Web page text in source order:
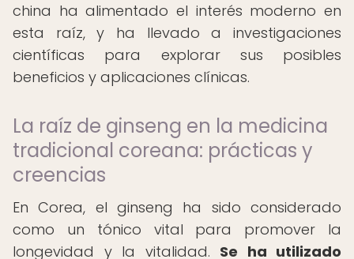
china ha alimentado el interés moderno en
esta raíz, y ha llevado a investigaciones
científicas para explorar sus posibles
beneficios y aplicaciones clínicas.
La raíz de ginseng en la medicina
tradicional coreana: prácticas y
creencias
En Corea, el ginseng ha sido considerado
como un tónico vital para promover la
longevidad y la vitalidad. Se ha utilizado